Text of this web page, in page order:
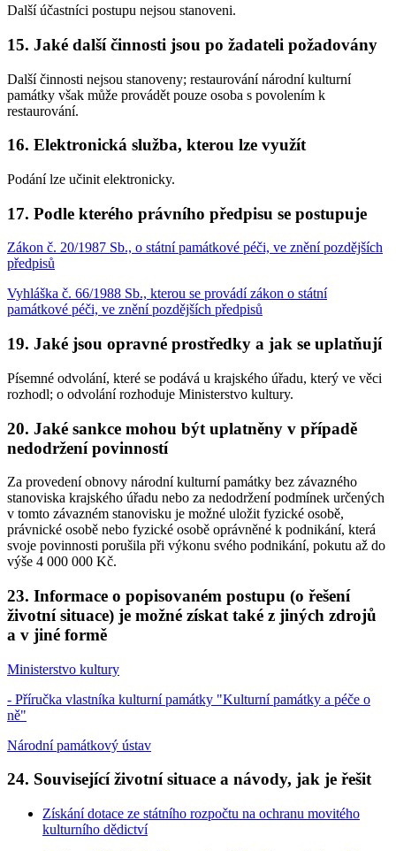
Další účastníci postupu nejsou stanoveni.
15. Jaké další činnosti jsou po žadateli požadovány
Další činnosti nejsou stanoveny; restaurování národní kulturní
památky však může provádět pouze osoba s povolením k
restaurování.
16. Elektronická služba, kterou lze využít
Podání lze učinit elektronicky.
17. Podle kterého právního předpisu se postupuje
Zákon č. 20/1987 Sb., o státní památkové péči, ve znění pozdějších
předpisů
Vyhláška č. 66/1988 Sb., kterou se provádí zákon o státní
památkové péči, ve znění pozdějších předpisů
19. Jaké jsou opravné prostředky a jak se uplatňují
Písemné odvolání, které se podává u krajského úřadu, který ve věci
rozhodl; o odvolání rozhoduje Ministerstvo kultury.
20. Jaké sankce mohou být uplatněny v případě
nedodržení povinností
Za provedení obnovy národní kulturní památky bez závazného
stanoviska krajského úřadu nebo za nedodržení podmínek určených
v tomto závazném stanovisku je možné uložit fyzické osobě,
právnické osobě nebo fyzické osobě oprávněné k podnikání, která
svoje povinnosti porušila při výkonu svého podnikání, pokutu až do
výše 4 000 000 Kč.
23. Informace o popisovaném postupu (o řešení
životní situace) je možné získat také z jiných zdrojů
a v jiné formě
Ministerstvo kultury
- Příručka vlastníka kulturní památky "Kulturní památky a péče o
ně"
Národní památkový ústav
24. Související životní situace a návody, jak je řešit
Získání dotace ze státního rozpočtu na ochranu movitého
kulturního dědictví